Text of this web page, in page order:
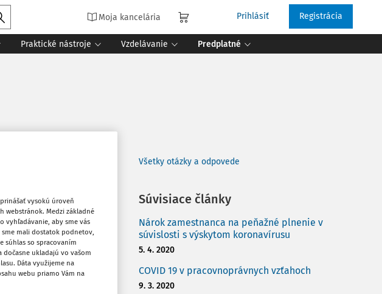
Moja kancelária Prihlásiť Registrácia
Praktické nástroje Vzdelávanie Predplatné
v
Obľúbené
Zdieľať
Všetky otázky a odpovede
Súvisiace články
Nárok zamestnanca na peňažné plnenie v
súvislosti s výskytom koronavírusu
5. 4. 2020
COVID 19 v pracovnoprávnych vzťahoch
9. 3. 2020
vysokú úroveň
webstránok. Medzi základné
vyhľadávanie, aby sme vás
mali dostatok podnetov,
súhlas so spracovaním
ukladajú vo vašom
Dáta využijeme na
webu priamo Vám na